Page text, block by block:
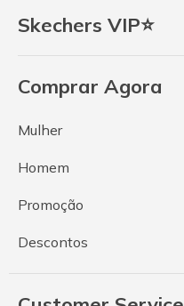
Skechers VIP⭐
Comprar Agora
Mulher
Homem
Promoção
Descontos